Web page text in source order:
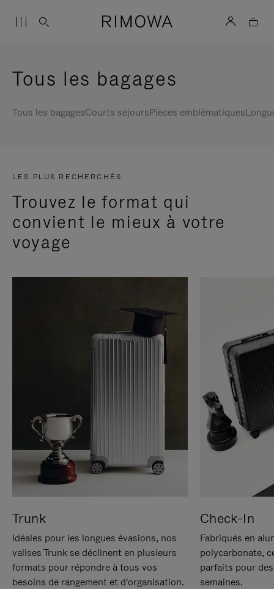
Tous les bagages
Tous les bagagesCourts séjoursPièces emblématiques
LES PLUS RECHERCHÉS
Trouvez le format qui
convient le mieux à votre
voyage
Trunk
Idéales pour les longues évasions, nos
valises Trunk se déclinent en plusieurs
formats pour répondre à tous vos
besoins de rangement et d'organisation.
Check-In
Fabriqués en
polycarbonate,
parfaits pour
semaines.